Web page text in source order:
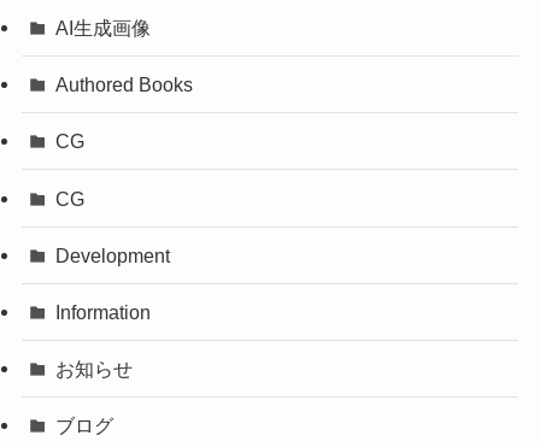
AI生成画像
Authored Books
CG
CG
Development
Information
お知らせ
ブログ